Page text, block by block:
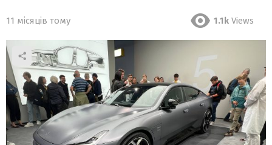
11 місяців тому 1.1k Views